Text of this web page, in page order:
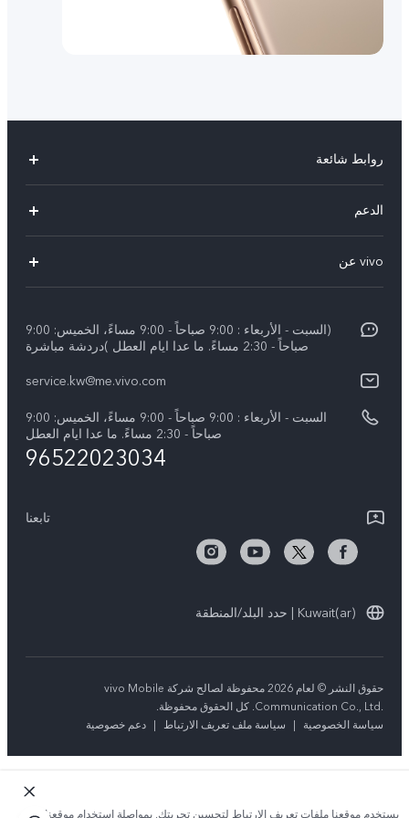
روابط شائعة
X200 FE (New)
V50 Lite 5G
V50 5G
الدعم
Funtouch OS
بيان الخصوصية بشأن خدمة العملاء
vivo عن
نبذة عنا
مركز الخصوصية لدى vivo
(السبت - الأربعاء : 9:00 صباحاً - 9:00 مساءً، الخميس: 9:00
صباحاً - 2:30 مساءً. ما عدا ايام العطل )دردشة مباشرة
service.kw@me.vivo.com
السبت - الأربعاء : 9:00 صباحاً - 9:00 مساءً، الخميس: 9:00
صباحاً - 2:30 مساءً. ما عدا ايام العطل
96522023034
تابعنا
Kuwait(ar) | حدد البلد/المنطقة
حقوق النشر © لعام 2026 محفوظة لصالح شركة vivo Mobile
Communication Co., Ltd.‎. كل الحقوق محفوظة.
سياسة الخصوصية
| سياسة ملف تعريف الارتباط | دعم خصوصية
يستخدم موقعنا ملفات تعريف الارتباط لتحسين تجربتك. بمواصلة استخدام موقعنا؛